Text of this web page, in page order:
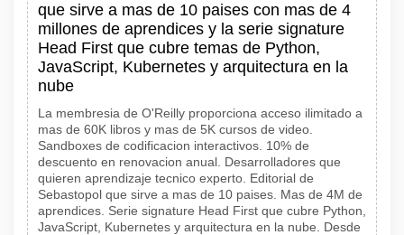
que sirve a mas de 10 paises con mas de 4
millones de aprendices y la serie signature
Head First que cubre temas de Python,
JavaScript, Kubernetes y arquitectura en la
nube
La membresia de O'Reilly proporciona acceso ilimitado a
mas de 60K libros y mas de 5K cursos de video.
Sandboxes de codificacion interactivos. 10% de
descuento en renovacion anual. Desarrolladores que
quieren aprendizaje tecnico experto. Editorial de
Sebastopol que sirve a mas de 10 paises. Mas de 4M de
aprendices. Serie signature Head First que cubre Python,
JavaScript, Kubernetes y arquitectura en la nube. Desde